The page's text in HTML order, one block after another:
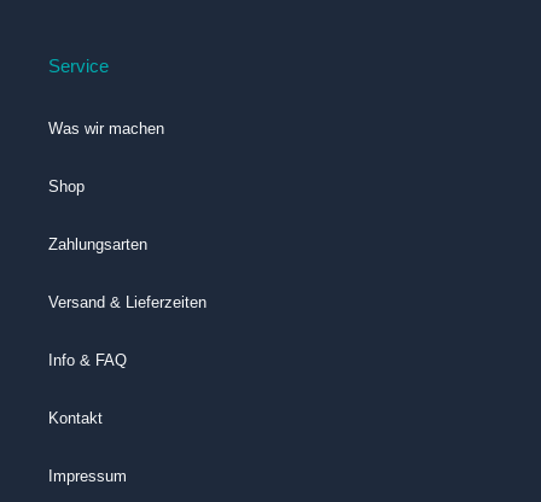
Service
Was wir machen
Shop
Zahlungsarten
Versand & Lieferzeiten
Info & FAQ
Kontakt
Impressum